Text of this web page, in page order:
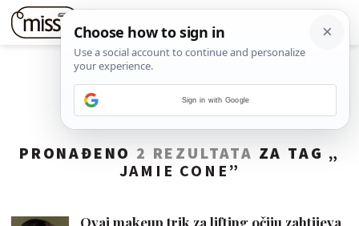
PRONAĐENO 2 REZULTATA ZA TAG „
JAMIE CONE ”
Ovaj makeup trik za lifting očiju zahtijeva
Sign in with Google